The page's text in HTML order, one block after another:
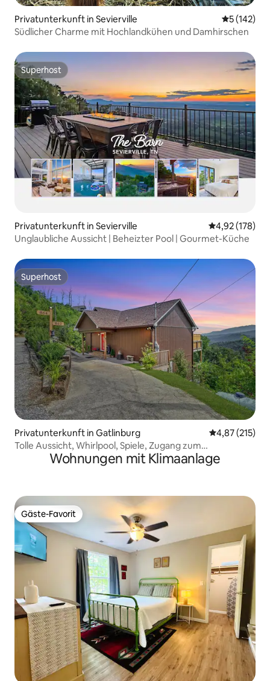
Privatunterkunft in Sevierville
5 (142)
Südlicher Charme mit Hochlandkühen und Damhirschen
Superhost
Superhost
Privatunterkunft in Sevierville
4,92 (178)
Unglaubliche Aussicht | Beheizter Pool | Gourmet-Küche
Superhost
Superhost
Privatunterkunft in Gatlinburg
4,87 (215)
Tolle Aussicht, Whirlpool, Spiele, Zugang zum
Sommerpool!Wohnungen mit Klimaanlage
Gäste-Favorit
Gäste-Favorit